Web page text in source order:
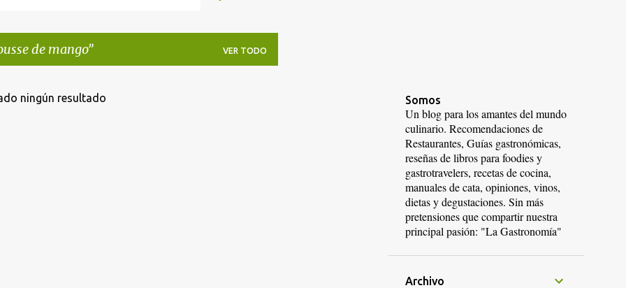
de mango VER TODO
ningún resultado Somos
Un blog para los amantes del mundo
culinario. Recomendaciones de
Restaurantes, Guías gastronómicas,
reseñas de libros para foodies y
gastrotravelers, recetas de cocina,
manuales de cata, opiniones, vinos,
dietas y degustaciones. Sin más
pretensiones que compartir nuestra
principal pasión: "La Gastronomía"
Archivo